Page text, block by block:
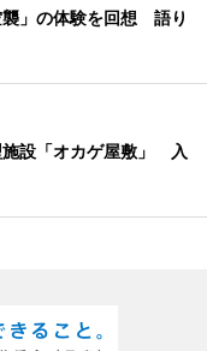
」の体験を回想 語り
施設「オカゲ屋敷」 入